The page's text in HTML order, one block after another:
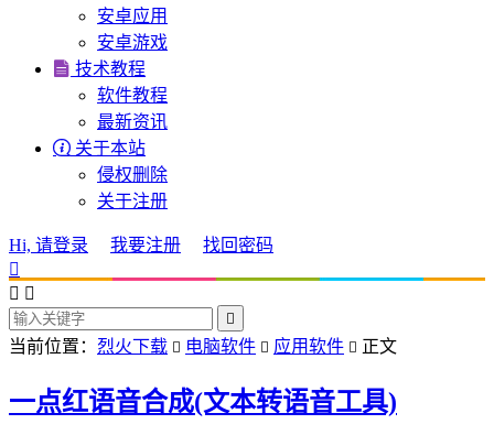
安卓应用
安卓游戏
 技术教程
软件教程
最新资讯
 关于本站
侵权删除
关于注册
Hi, 请登录 我要注册
找回密码

 

当前位置： 烈火下载  电脑软件  应用软件  正文
一点红语音合成(文本转语音工具)